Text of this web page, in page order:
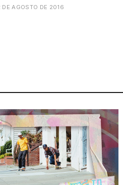
AGOSTO DE 2016